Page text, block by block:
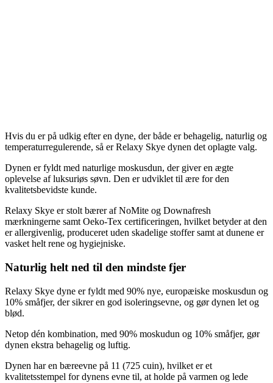
Hvis du er på udkig efter en dyne, der både er behagelig, naturlig og
temperaturregulerende, så er Relaxy Skye dynen det oplagte valg.
Dynen er fyldt med naturlige moskusdun, der giver en ægte
oplevelse af luksuriøs søvn. Den er udviklet til ære for den
kvalitetsbevidste kunde.
Relaxy Skye er stolt bærer af NoMite og Downafresh
mærkningerne samt Oeko-Tex certificeringen, hvilket betyder at den
er allergivenlig, produceret uden skadelige stoffer samt at dunene er
vasket helt rene og hygiejniske.
Naturlig helt ned til den mindste fjer
Relaxy Skye dyne er fyldt med 90% nye, europæiske moskusdun og
10% småfjer, der sikrer en god isoleringsevne, og gør dynen let og
blød.
Netop dén kombination, med 90% moskudun og 10% småfjer, gør
dynen ekstra behagelig og luftig.
Dynen har en bæreevne på 11 (725 cuin), hvilket er et
kvalitetsstempel for dynens evne til, at holde på varmen og lede